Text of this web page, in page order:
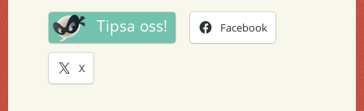
Tipsa oss! Facebook
X